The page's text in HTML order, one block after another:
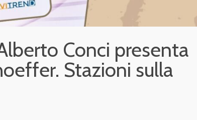
Conci presenta
Stazioni sulla